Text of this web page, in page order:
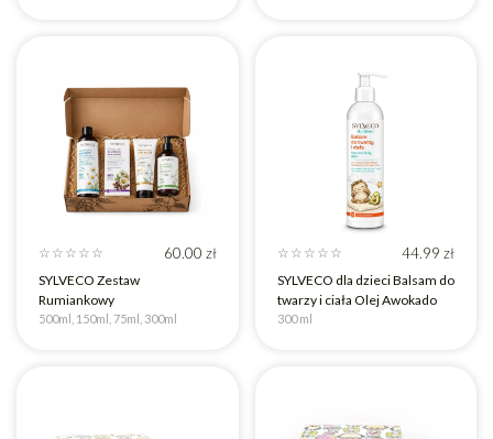
☆ ☆ ☆ ☆ ☆ 60.00 zł
SYLVECO Zestaw
Rumiankowy
500ml, 150ml, 75ml, 300ml
☆ ☆ ☆ ☆ ☆ 44.99 zł
SYLVECO dla dzieci Balsam do
twarzy i ciała Olej Awokado
300 ml